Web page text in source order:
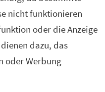
nicht funktionieren
oder die Anzeige
dazu, das
oder Werbung